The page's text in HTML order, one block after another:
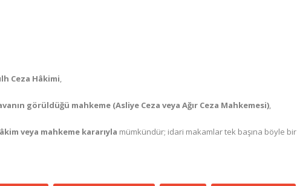
Ceza Hâkimi,
görüldüğü mahkeme (Asliye Ceza veya Ağır Ceza Mahkemesi),
veya mahkeme kararıyla mümkündür; idari makamlar tek başına böyle bir